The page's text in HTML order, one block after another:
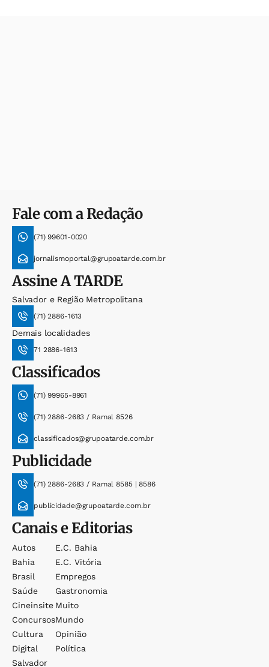
Fale com a Redação
(71) 99601-0020
jornalismoportal@grupoatarde.com.br
AssineA TARDE
Salvador e Região Metropolitana
(71) 2886-1613
Demais localidades
71 2886-1613
Classificados
(71) 99965-8961
(71) 2886-2683 / Ramal 8526
classificados@grupoatarde.com.br
Publicidade
(71) 2886-2683 / Ramal 8585 | 8586
publicidade@grupoatarde.com.br
Canais e Editorias
Autos
Bahia
Brasil
Saúde
Cineinsite
Concursos
Cultura
Digital
Salvador
E.c. Bahia
E.c. Vitória
Empregos
Gastronomia
Muito
Mundo
Opinião
Política